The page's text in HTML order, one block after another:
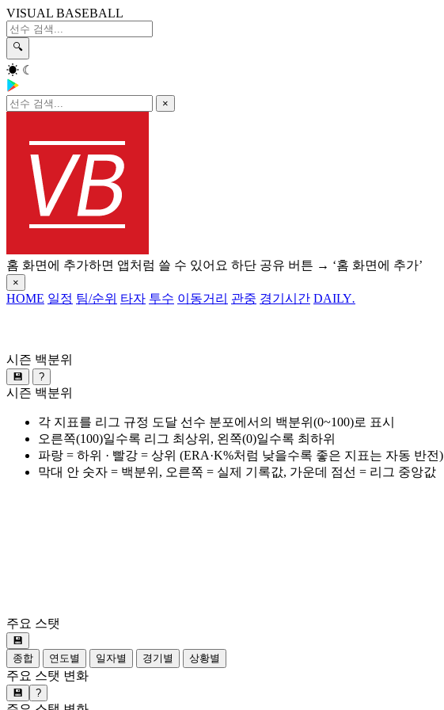
VISUAL BASEBALL
🔍
☀ ☾
×
홈 화면에 추가하면 앱처럼 쓸 수 있어요 하단 공유 버튼 → ‘홈 화면에 추가’
×
HOME 일정 팀/순위 타자 투수 이동거리 관중 경기시간 DAILY.
시즌 백분위
💾 ?
시즌 백분위
각 지표를 리그 규정 도달 선수 분포에서의 백분위(0~100)로 표시
오른쪽(100)일수록 리그 최상위, 왼쪽(0)일수록 최하위
파랑 = 하위 · 빨강 = 상위 (ERA·K%처럼 낮을수록 좋은 지표는 자동 반전)
막대 안 숫자 = 백분위, 오른쪽 = 실제 기록값, 가운데 점선 = 리그 중앙값
주요 스탯
💾
종합
연도별 일자별 경기별 상황별
주요 스탯 변화
💾 ?